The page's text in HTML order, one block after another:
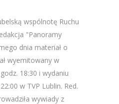
wspólnotę Ruchu
"Panoramy
dnia materiał o
wyemitowany w
18:30 i wydaniu
w TVP Lublin. Red.
wywiady z